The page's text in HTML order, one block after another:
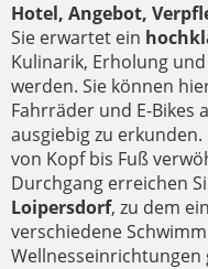
Hotel, Angebot,
Sie erwartet ein
Kulinarik, Erholung
werden. Sie können
Fahrräder und E-Bikes
ausgiebig zu
von Kopf bis Fuß
Durchgang erreichen
Loipersdorf, zu dem
verschiedene
Wellnesseinrichtungen